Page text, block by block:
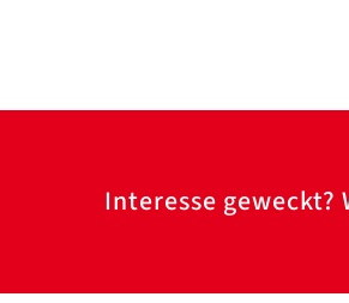
Interesse geweckt?